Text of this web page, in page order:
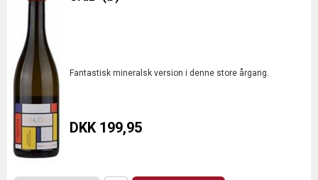
Fantastisk mineralsk version i denne store årgang.
DKK 199,95